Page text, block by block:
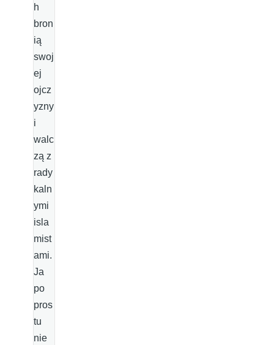
h
bron
ią
swoj
ej
ojcz
yzny
i
walc
zą z
rady
kaln
ymi
isla
mist
ami.
Ja
po
pros
tu
nie